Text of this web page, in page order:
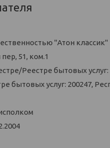
"Атон классик"
51, ком.1
Реестре бытовых услуг:
бытовых услуг: 200247,